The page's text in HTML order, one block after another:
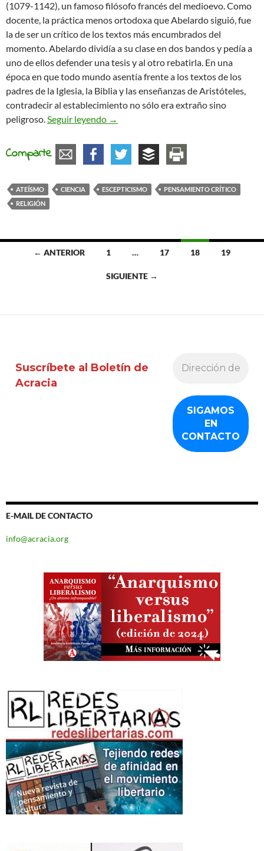
(1079-1142), un famoso filósofo francés del medioevo. Como
docente, la práctica menos ortodoxa que Abelardo siguió, fue
la de ser un crítico de los textos más encumbrados del
momento. Abelardo dividía a su clase en dos bandos y pedía a
uno de ellos defender una tesis y al otro rebatirla. En una
época en que todo mundo asentía frente a los textos de los
padres de la Iglesia, la Biblia y las enseñanzas de Aristóteles,
contradecir al establecimiento no sólo era extraño sino
peligroso. Seguir leyendo Para las religiones organizadas la
→
Comparte
ATEÍSMO CIENCIA ESCEPTICISMO
PENSAMIENTO CRÍTICO
RELIGIÓN
entradas
← ANTERIOR 1 … 17 18 19
SIGUIENTE →
Suscríbete al Boletín de
Acracia
E-MAIL DE CONTACTO
info@acracia.org